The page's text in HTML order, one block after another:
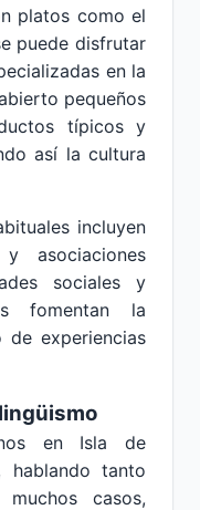
platos como el
puede disfrutar
en la
pequeños
típicos y
así la cultura
incluyen
asociaciones
sociales y
fomentan la
experiencias
en Isla de
hablando tanto
casos,